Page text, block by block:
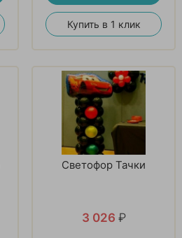
Купить в 1 клик
Светофор Тачки
3 026 ₽